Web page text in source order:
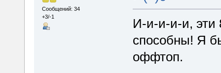
Сообщений: 34
+3/-1
И-и-и-и-и, эти
способны! Я
оффтоп.